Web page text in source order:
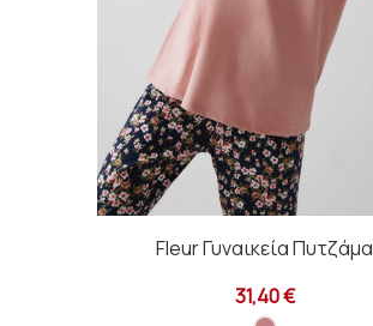
Fleur Γυναικεία Πυτζάμα
31,40 €